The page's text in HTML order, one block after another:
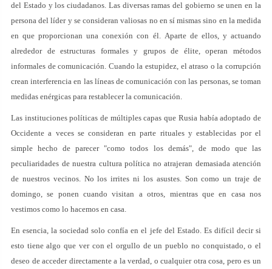
del Estado y los ciudadanos. Las diversas ramas del gobierno se unen en la
persona del líder y se consideran valiosas no en sí mismas sino en la medida
en que proporcionan una conexión con él. Aparte de ellos, y actuando
alrededor de estructuras formales y grupos de élite, operan métodos
informales de comunicación. Cuando la estupidez, el atraso o la corrupción
crean interferencia en las líneas de comunicación con las personas, se toman
medidas enérgicas para restablecer la comunicación.
Las instituciones políticas de múltiples capas que Rusia había adoptado de
Occidente a veces se consideran en parte rituales y establecidas por el
simple hecho de parecer "como todos los demás", de modo que las
peculiaridades de nuestra cultura política no atrajeran demasiada atención
de nuestros vecinos. No los irrites ni los asustes. Son como un traje de
domingo, se ponen cuando visitan a otros, mientras que en casa nos
vestimos como lo hacemos en casa.
En esencia, la sociedad solo confía en el jefe del Estado. Es difícil decir si
esto tiene algo que ver con el orgullo de un pueblo no conquistado, o el
deseo de acceder directamente a la verdad, o cualquier otra cosa, pero es un